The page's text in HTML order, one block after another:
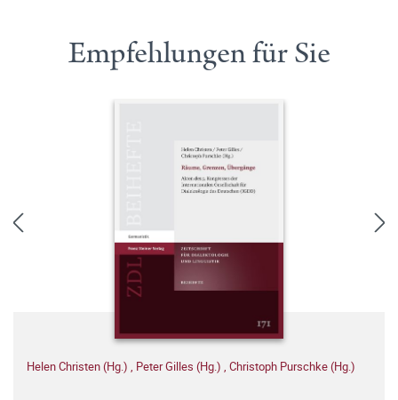
Empfehlungen für Sie
Helen Christen (Hg.) , Peter Gilles (Hg.) , Christoph Purschke (Hg.)